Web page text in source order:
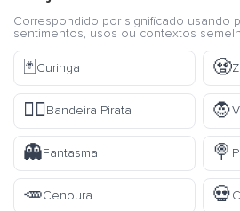
Correspondido por significado usando
sentimentos, usos ou contextos
🃏Curinga 🧟
🏴‍☠️Bandeira Pirata 🧛
👻Fantasma 🍭
🥕Cenoura 💀